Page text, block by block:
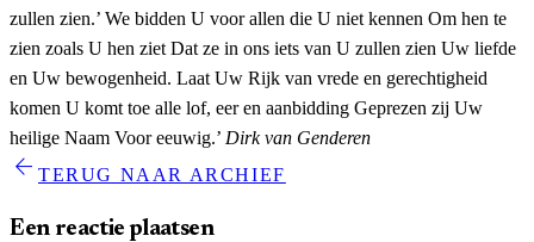
zullen zien.’ We bidden U voor allen die U niet kennen Om hen te
zien zoals U hen ziet Dat ze in ons iets van U zullen zien Uw liefde
en Uw bewogenheid. Laat Uw Rijk van vrede en gerechtigheid
komen U komt toe alle lof, eer en aanbidding Geprezen zij Uw
heilige Naam Voor eeuwig.’ Dirk van Genderen
arrow_back TERUG NAAR ARCHIEF
Een reactie plaatsen